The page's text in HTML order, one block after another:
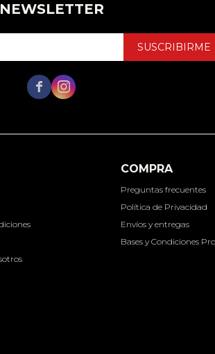
COMPRA
Preguntas frecuentes
Política de Privacidad
Envíos y entregas
Bases y Condiciones
NEWSLETTER
SUSCRIBIRME
 